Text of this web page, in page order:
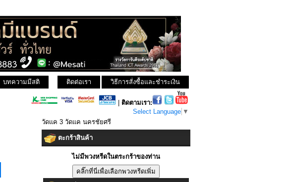
บทความมีสติ วิธีการสั่งซื้อและชำระเงิน
ติดต่อเรา
ติดตามเรา:
Select Language ▼
วัดแค 3 วัดแค นครชัยศรี
ตะกร้าสินค้า
ไม่มีพวงหรีดในตระกร้าของท่าน